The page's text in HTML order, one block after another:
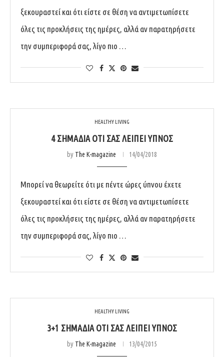
ξεκουραστεί και ότι είστε σε θέση να αντιμετωπίσετε
όλες τις προκλήσεις της ημέρες, αλλά αν παρατηρήσετε
την συμπεριφορά σας, λίγο πιο …
HEALTHY LIVING
4 ΣΗΜΆΔΙΑ ΌΤΙ ΣΑΣ ΛΕΊΠΕΙ ΎΠΝΟΣ
by The K-magazine 14/04/2018
Μπορεί να θεωρείτε ότι με πέντε ώρες ύπνου έχετε
ξεκουραστεί και ότι είστε σε θέση να αντιμετωπίσετε
όλες τις προκλήσεις της ημέρες, αλλά αν παρατηρήσετε
την συμπεριφορά σας, λίγο πιο …
HEALTHY LIVING
3+1 ΣΗΜΆΔΙΑ ΌΤΙ ΣΑΣ ΛΕΊΠΕΙ ΎΠΝΟΣ
by The K-magazine 13/04/2015